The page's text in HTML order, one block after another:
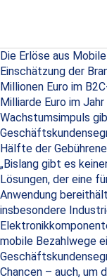
Die Erlöse aus
Einschätzung der
Millionen Euro im
Milliarde Euro im
Wachstumsimpuls
Hälfte der
„Bislang gibt es
Lösungen, der eine
Anwendung
insbesondere
mobile Bezahlwege
Chancen – auch, um